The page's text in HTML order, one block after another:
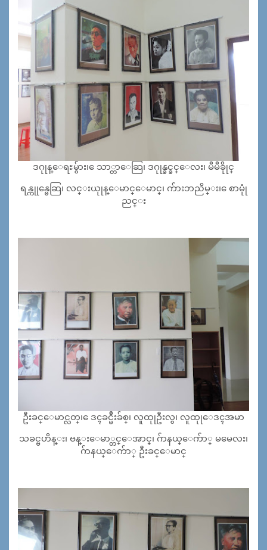
ဒဂုုန္ေရႊမွ်ား၊ ေသာ္တာေဆြ၊ ဒဂုုန္ခင္ခင္ေလး၊ မီမီခိုုင္
ရန္ကုုန္ဗေဆြ၊ လင္းယုုန္ေမာင္ေမာင္၊ က်ားဘညိမ္း၊ ေစာမုုံ
ညင္း
ဦးခင္ေမာင္လတ္၊ ေဒၚခင္မ်ဴိးခ်စ္၊ လူထုုဦးလွ၊ လူထုုေဒၚအမာ
သခင္ဗဟိန္း၊ ဗန္းေမာ္တင္ေအာင္၊ ဂ်ာနယ္ေက်ာ္ မမေလး၊
ဂ်ာနယ္ေက်ာ္ ဦးခင္ေမာင္